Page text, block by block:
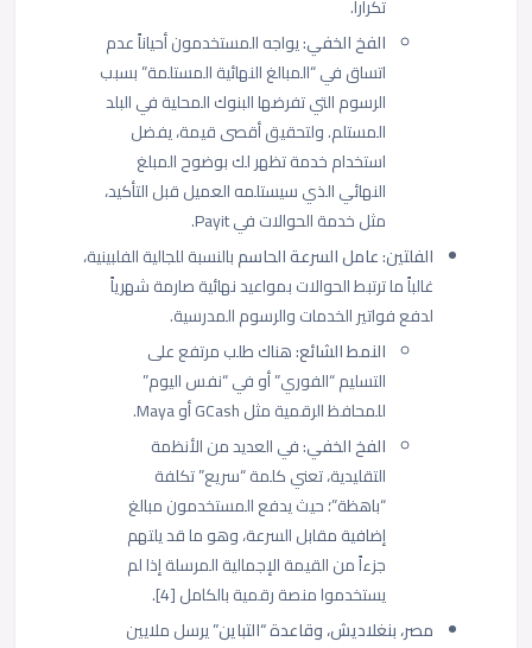
تكراراً.
الفخ الخفي:يواجه المستخدمون أحياناً عدم
اتساق في “المبالغ النهائية المستلمة” بسبب
الرسوم التي تفرضها البنوك المحلية في البلد
المستلم. ولتحقيق أقصى قيمة، يفضل
استخدام خدمة تظهر لك بوضوح المبلغ
النهائي الذي سيستلمه العميل قبل التأكيد،
مثل خدمة الحوالات في Payit.
الفلتين: عامل السرعة الحاسمبالنسبة للجالية الفلبينية،
غالباً ما ترتبط الحوالات بمواعيد نهائية صارمة شهرياً
لدفع فواتير الخدمات والرسوم المدرسية.
النمط الشائع:هناك طلب مرتفع على
التسليم “الفوري” أو في “نفس اليوم”
للمحافظ الرقمية مثل GCash أو Maya.
الفخ الخفي:في العديد من الأنظمة
التقليدية، تعني كلمة “سريع” تكلفة
“باهظة”؛ حيث يدفع المستخدمون مبالغ
إضافية مقابل السرعة، وهو ما قد يلتهم
جزءاً من القيمة الإجمالية المرسلة إذا لم
يستخدموا منصة رقمية بالكامل [4].
مصر، بنغلاديش، وقاعدة “التباين”يرسل ملايين